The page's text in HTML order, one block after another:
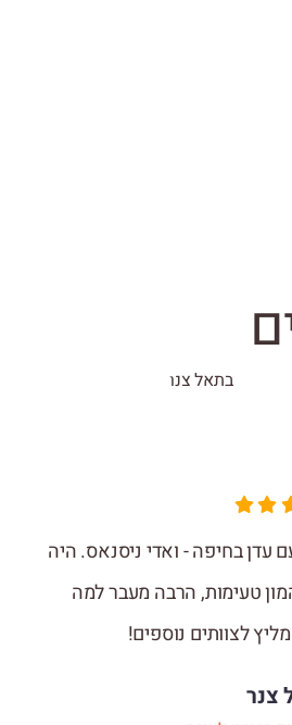
עדן בחיפה - ואדי ניסנאס. היה
טעימות, הרבה מעבר למה
לצוותים נוספים!
צנר